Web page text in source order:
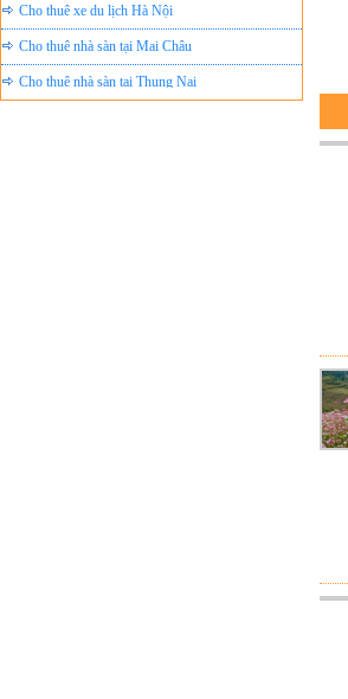
Cho thuê nhà sàn tại Mai Châu
Cho thuê nhà sàn tại Thung Nai
Nhà sàn tại Đảo Dừa Thung Nai